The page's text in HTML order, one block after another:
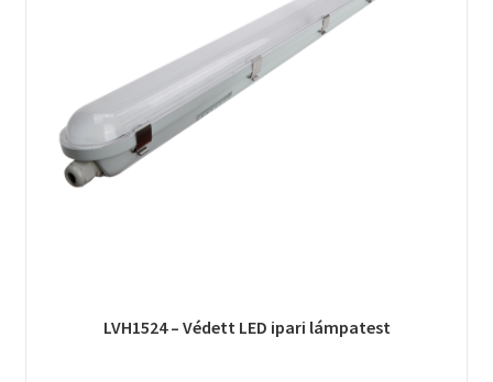
LVH1524 – Védett LED ipari lámpatest